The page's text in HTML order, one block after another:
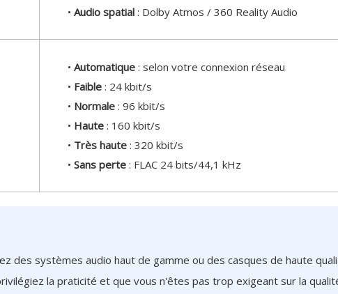
• Audio spatial : Dolby Atmos / 360 Reality Audio
• Automatique : selon votre connexion réseau
• Faible : 24 kbit/s
• Normale : 96 kbit/s
• Haute : 160 kbit/s
• Très haute : 320 kbit/s
• Sans perte : FLAC 24 bits/44,1 kHz
des systèmes audio haut de gamme ou des casques de haute
la praticité et que vous n'êtes pas trop exigeant sur la